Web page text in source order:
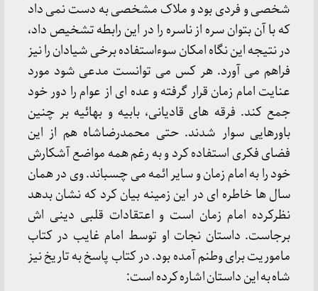
شخصی و فردی بود و ملاک مشخصی به دست نمی داد
که با آن بتوان سره از ناسره را در این رابطه تشخیص داد،
در نتیجه این نگاه امکان سوءاستفاده برخی شیادان را نیز
فراهم می آورد. هر کس می توانست مدعی شود مورد
عنایت امام زمان قرار گرفته و عده ای از عوام را دور خود
جمع کند. فرقه های قادیانی، بابیه و بهائیه بر چنین
باورهایی سوار شدند. حتی محمدرضاشاه هم از این
فضای فکری استفاده کرد و به رغم همه مواضع آشکارش
خود را به امام زمان و سایر ائمه می چسباند. وی در همان
سال ها خاطره ای در این زمینه بیان کرد که نشان بدهد
نظرکرده امام زمان است و اعتقادات قلبی دینی اش
برجاست. داستان نجات او توسط امام غایب در کتاب
ماموریت برای وطنم آمده بود. در کتاب پاسخ به تاریخ نیز
شاه به این داستان اشاره کرده است: